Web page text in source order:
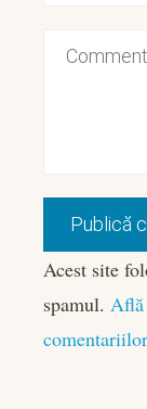
Acest site
spamul. Află